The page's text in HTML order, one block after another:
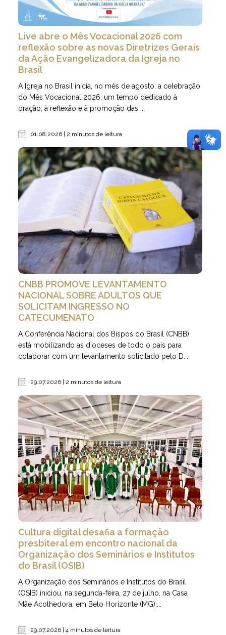
Live abre o Mês Vocacional 2026 com
reflexão sobre as novas Diretrizes Gerais
da Ação Evangelizadora da Igreja no
Brasil
A Igreja no Brasil inicia, no mês de agosto, a celebração
do Mês Vocacional 2026, um tempo dedicado à
oração, à reflexão e à promoção das ...
01.08.2026 | 2 minutos de leitura
CNBB PROMOVE LEVANTAMENTO
NACIONAL SOBRE ADULTOS QUE
SOLICITAM INGRESSO NO
CATECUMENATO
A Conferência Nacional dos Bispos do Brasil (CNBB)
está mobilizando as dioceses de todo o país para
colaborar com um levantamento solicitado pelo D...
29.07.2026 | 2 minutos de leitura
Cultura digital desafia a formação
presbiteral em encontro nacional da
Organização dos Seminários e Institutos
do Brasil (OSIB)
A Organização dos Seminários e Institutos do Brasil
(OSIB) iniciou, na segunda-feira, 27 de julho, na Casa
Mãe Acolhedora, em Belo Horizonte (MG),...
29.07.2026 | 4 minutos de leitura